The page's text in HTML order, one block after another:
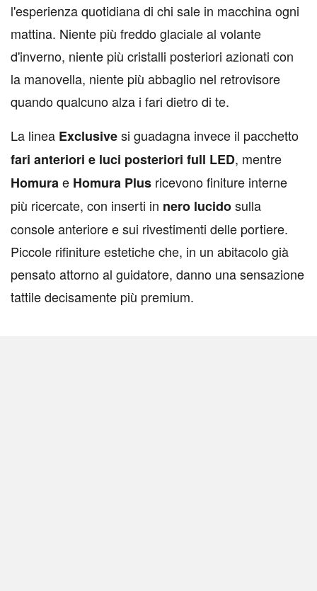
l'esperienza quotidiana di chi sale in macchina ogni
mattina. Niente più freddo glaciale al volante
d'inverno, niente più cristalli posteriori azionati con
la manovella, niente più abbaglio nel retrovisore
quando qualcuno alza i fari dietro di te.
La linea Exclusivesi guadagna invece il pacchetto
fari anteriori e luci posteriori full LED, mentre
Homurae Homura Plus ricevono finiture interne
più ricercate, con inserti in nero lucidosulla
console anteriore e sui rivestimenti delle portiere.
Piccole rifiniture estetiche che, in un abitacolo già
pensato attorno al guidatore, danno una sensazione
tattile decisamente più premium.